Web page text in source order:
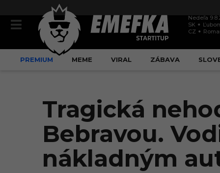
Nedeľa
SK
CZ
PREMIUM MEME VIRAL ZÁBAVA
Tragická
Bebravou.
nákladným